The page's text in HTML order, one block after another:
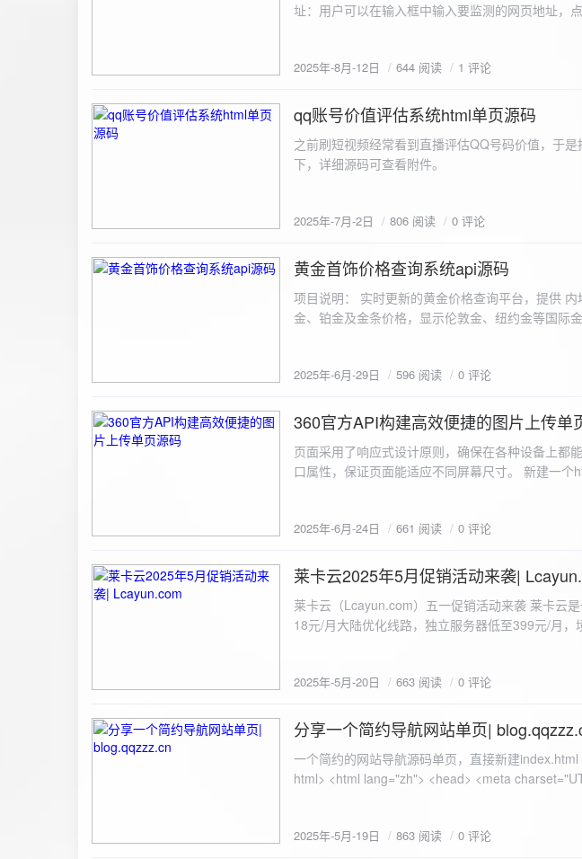
址：用户可以在输入框中输入要监测的网页地址，
同时也会从筛选下拉框中移除该网址选项。筛选网
测功能： 设置监测间隔：用户可以在输入框中设置
停止监测：点击 “开始监测” 按钮，工具会立即对
隔时间循环检测。点击 “停止监测” 按钮可停止监
行最多 3 次重试，若重试后仍失败，则记录错误日
会显示所有或筛选后的监测日志，正常状态的日志
2025年-8月-12日 644 阅读 1 评论
2025-7-2
qq账号价值评估系统html单页源码
之前刷短视频经常看到直播评估QQ号码价值，于
2025年-7月-2日 806 阅读 0 评论
2025-6-29
黄金首饰价格查询系统api源码
项目说明： 实时更新的黄金价格查询平台，提供
金、铂金及金条价格，显示伦敦金、纽约金等国际
2025年-6月-29日 596 阅读 0 评论
2025-6-24
360官方API构建高效便捷的图片上传单
页面采用了响应式设计原则，确保在各种设备上都
口属性，保证页面能适应不同屏幕尺寸。 新建一
重置默认样式 */ * { margin: 0; padding: 0; box-sizing: border-box; } /* 设置页面的字体和添加背景图片 */
center fixed; /* 使用服务器上的路径 */ background-size: cover; /* 保证背景图片覆盖整个视窗 */ color:
#333; display: flex; justify-content: center; align-items: center; min-height: 100vh; margin: 0; } /* 容器样
式 */ .container { background-color: rgba(255, 255, 255, 0.9); /* 使用半透明白色背景，以便在图片背景
上更清晰地显示内容 */ padding: 30px; border-radius: 8px; box-shadow: 0 4px 8px rgba(0, 0, 0, 0.1);
padding: 8px; background-color: #f7f7f7; border: 1px solid #ccc; border-radius: 4px; font-size: 16px;
size: 16px; border: none; border-radius: 4px; cursor: pointer; transition: background-color 0.3s ease; }
100%; height: 30px; background-color: #ddd; border-radius: 4px; margin-top: 20px; overflow: hidden; }
.progress-fill { height: 100%; background-color: #4caf50; width: 0; line-height: 30px; text-align: center;
border-radius: 4px; background-color: #f9f9f9; font-size: 16px; color: #333; min-height: 40px; } /* 错误
或成功的提示信息样式 */ .result.success { border-color: #28a745; background-color: #e9f7e8; }
2025年-6月-24日 661 阅读 0 评论
2025-5-20
莱卡云2025年5月促销活动来袭|
莱卡云（Lcayun.com）五一促销活动来袭 莱卡云是一家专门经营大陆优化线路的服务商，云服务器低至
18元/月大陆优化线路，独立服务器低至399元/月
https://www.lcayun.com/actcloud.html
2025年-5月-20日 663 阅读 0 评论
2025-5-19
分享一个简约导航网站单页|
一个简约的网站导航源码单页，直接新建index.html 把下方源码粘贴进去修改保存即可。 <!DOCTYPE html> <html lang="zh"> <head> <meta charset="UTF-8"> <meta name="viewport" content="width=device-width, initial-scale=1.0"> <title>导航网站 -blog.qqzzz.cn</title> <meta name="keywords" content="双虹云博客"> <meta name="description" content="双虹云博客。"> <meta name="author" content="导航网站"> <meta name="robots" content="index,follow"> <meta property="og:title" content="导航网站 - "> <meta property="og:description" content="双虹云。"> <meta property="og:type" content="website"> <link rel="icon" href="https://blog.qqzzz.cn/favicon.ico" type="image/x-icon"> <link rel="shortcut icon" href="https://blog.qqzzz.cn/favicon.ico" type="image/x-icon"> <style> /* 基础样式 */ * { margin: 0; padding: 0; box-sizing: border-box; } /* 主体样式 */ body { background: #f0f2f5; font-family: 'Microsoft YaHei', -apple-system, BlinkMacSystemFont, sans-serif; margin: 0; padding: 0; min-height: 100vh; overflow-x: hidden; position: relative; display: flex; flex-direction: column; } /* 容器样式 */ .container { max-width: 1200px; margin: 0 auto; padding: 20px; flex: 1; display: flex; flex-direction: column; align-items: center; width: 100%; } /* 主盒子样式 */ .main-box { background: white; box-shadow: 0 2px 12px rgba(0, 0, 0, 0.08); border-radius: 24px; border: 1px solid #e9ecef; width: 100%; max-width: 1000px; padding: 30px; margin: 0 auto 15px; transition: all 0.3s ease; position: relative; z-index: 2; } .main-box:hover { transform: translateY(-2px); box-shadow: 0 6px 25px rgba(0, 0, 0, 0.2); } /* 头部样式 */ .header { text-align: center; margin-bottom: 20px; padding-bottom: 15px; border-bottom: 1px solid rgba(255, 255, 255, 0.2); } .header h1 { font-size: 32px; background: linear-gradient(120deg, #2b5876 0%, #4e4376 100%); -webkit-background-clip: text; -webkit-text-fill-color: transparent; margin-bottom: 15px; } /* 提示框样式 */ .notice { background: transparent; padding: 0 25px; border-radius: 12px; margin-bottom: 15px; white-space: nowrap; overflow: hidden; text-overflow: ellipsis; } .notice p { color: #4facfe; font-size: 16px; line-height: 1; font-weight: bold; letter-spacing: 0.5px; margin: 0; } /* 流量卡领取样式 */ .flow-card, .flow-card-top { background: linear-gradient(120deg, #4facfe 0%, #00f2fe 100%); box-shadow: 0 3px 15px rgba(0, 0, 0, 0.1); border-radius: 12px; padding: 10px 15px; margin-bottom: 10px; text-align: center; position: relative; overflow: hidden; display: flex; justify-content: space-between; align-items: center; } .flow-card::before, .flow-card-top::before { content: ''; position: absolute; top: -10px; right: -10px; width: 80px; height: 80px; background: rgba(255, 255, 255, 0.1); border-radius: 50%; } .flow-card .text-content, .flow-card-top h3 { flex: 1; text-align: left; color: #ffffff; font-size: 16px; margin: 0; } .flow-card h2 { color: #ffffff; font-size: 18px; margin-bottom: 4px; font-weight: 600; } .flow-card p { color: rgba(255, 255, 255, 0.9); font-size: 14px; margin-bottom: 0; } .flow-card a, .flow-card-top a { display: inline-block; background: #ffffff; color: #2b5876; padding: 8px 0; border-radius: 50px; font-size: 15px; cursor: pointer; transition: all 0.3s ease; font-weight: 600; text-decoration: none; box-shadow: 0 4px 10px rgba(0, 0, 0, 0.1); margin: 0 5px; white-space: nowrap; width: 110px; text-align: center; } /* 所有按钮统一样式 */ .flow-card .buttons a, .flow-card-top .buttons a { background: #ffffff; color: #2b5876; } .flow-card .buttons a:hover, .flow-card-top .buttons a:hover { background: #f8f9fa; transform: translateY(-2px); box-shadow: 0 6px 15px
2025年-5月-19日 863 阅读 0 评论